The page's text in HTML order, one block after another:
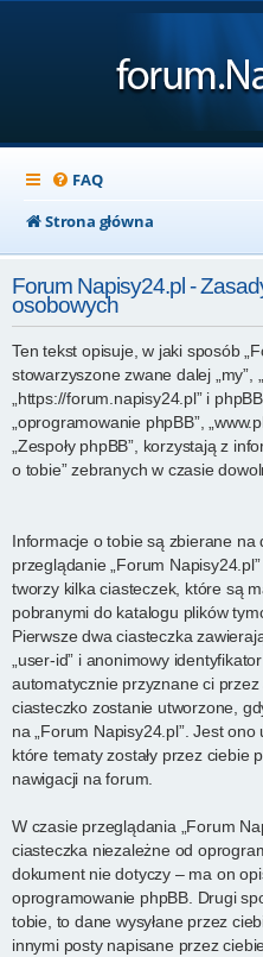
FAQ
Strona główna
Forum Napisy24.pl -
osobowych
Ten tekst opisuje, w jaki sposób
stowarzyszone zwane dalej „my”,
„https://forum.napisy24.pl” i
„oprogramowanie phpBB”,
„Zespoły phpBB”, korzystają z
o tobie” zebranych w czasie
Informacje o tobie są zbierane na
przeglądanie „Forum
tworzy kilka ciasteczek, które są
pobranymi do katalogu plików
Pierwsze dwa ciasteczka
„user-id” i anonimowy
automatycznie przyznane ci
ciasteczko zostanie utworzone,
na „Forum Napisy24.pl”. Jest
które tematy zostały przez ciebie
nawigacji na forum.
W czasie przeglądania „Forum
ciasteczka niezależne od
dokument nie dotyczy – ma on
oprogramowanie phpBB. Drugi
tobie, to dane wysyłane przez
innymi posty napisane przez